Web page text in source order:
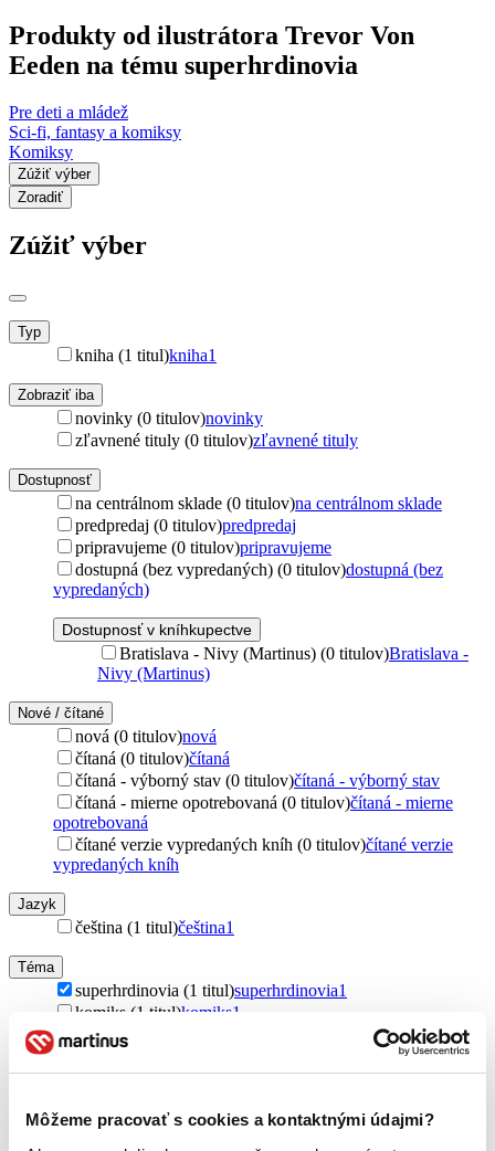
Môžeme pracovať s cookies a kontaktnými údajmi?
Produkty od ilustrátora Trevor Von
Eeden na tému superhrdinovia
Pre deti a mládež
Sci-fi, fantasy a komiksy
Komiksy
Zúžiť výber
Zoradiť
Zúžiť výber
Typ
kniha (1 titul)kniha1
Zobraziť iba
novinky (0 titulov)novinky
zľavnené tituly (0 titulov)zľavnené tituly
Dostupnosť
na centrálnom sklade (0 titulov)na centrálnom sklade
predpredaj (0 titulov)predpredaj
pripravujeme (0 titulov)pripravujeme
dostupná (bez vypredaných) (0 titulov)dostupná (bez
vypredaných)
Dostupnosť v kníhkupectve
Bratislava - Nivy (Martinus) (0 titulov)Bratislava -
Nivy (Martinus)
Nové / čítané
nová (0 titulov)nová
čítaná (0 titulov)čítaná
čítaná - výborný stav (0 titulov)čítaná - výborný stav
čítaná - mierne opotrebovaná (0 titulov)čítaná - mierne
opotrebovaná
čítané verzie vypredaných kníh (0 titulov)čítané verzie
vypredaných kníh
Jazyk
čeština (1 titul)čeština1
Téma
superhrdinovia (1 titul)superhrdinovia1
komiks (1 titul)komiks1
Batman (1 titul)
Pre koho